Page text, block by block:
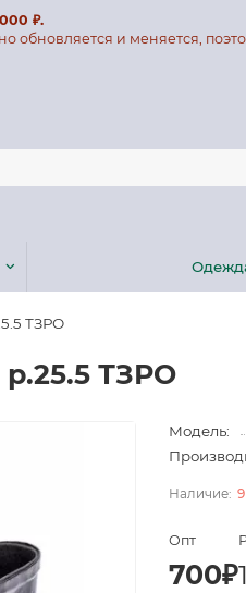
₽.
обновляется и меняется,
ТЗРО
ТЗРО
Модель:
9
Опт
700₽